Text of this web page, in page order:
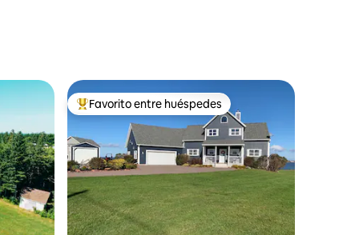
Favorito entre huéspedes preferido
Favorito entre huéspedes